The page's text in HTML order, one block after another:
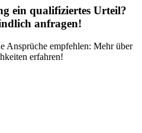
ein qualifiziertes Urteil?
anfragen!
Ansprüche empfehlen: Mehr über
erfahren!